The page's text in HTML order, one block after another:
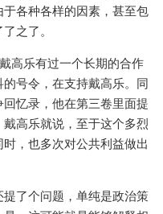
各种各样的因素，甚至包
之了。
高乐有过一个长期的合作
号令，在支持戴高乐。同
忆录，他在第三卷里面提
高乐就说，至于这个多烈
，也多次对公共利益做出
了个问题，单纯是政治策